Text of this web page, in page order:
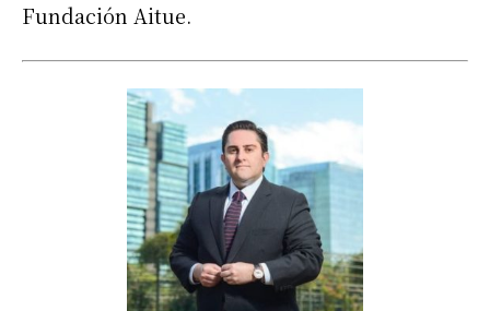
Fundación Aitue.